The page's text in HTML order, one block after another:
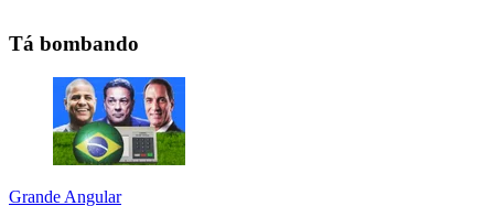
Tá bombando
Grande Angular